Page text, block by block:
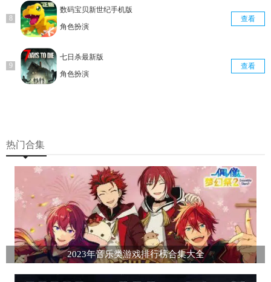
数码宝贝新世纪手机版
角色扮演
查看
七日杀最新版
角色扮演
查看
热门合集
2023年音乐类游戏排行榜合集大全